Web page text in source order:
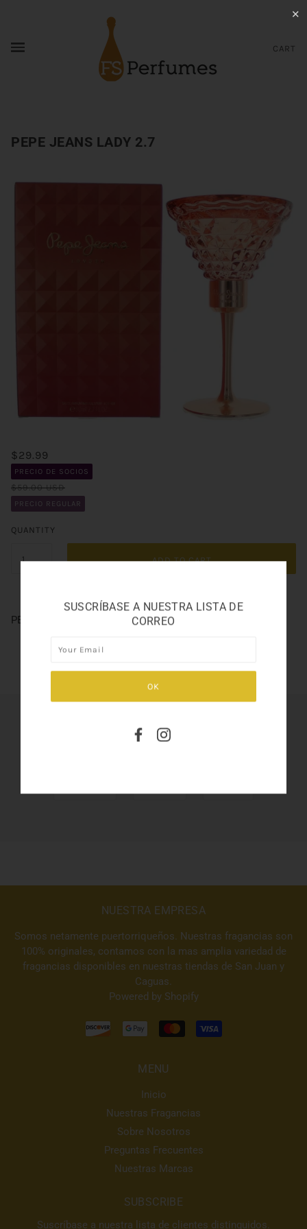
CART
PEPE JEANS LADY 2.7
$29.99
PRECIO DE SOCIOS
$59.00 USD
PRECIO REGULAR
QUANTITY
ADD TO CART
PEPE JEANS LADY 2.7
SHARE THIS
NUESTRA EMPRESA
Somos netamente puertorriqueños. Nuestras fragancias son
100% originales, contamos con la mas amplia variedad de
fragancias disponibles en nuestras tiendas de San Juan y
Caguas.
Powered by Shopify
MENU
Inicio
Nuestras Fragancias
Sobre Nosotros
Preguntas Frecuentes
Nuestras Marcas
SUBSCRIBE
Suscríbase a nuestra lista de clientes distinguidos.
✕
SUSCRÍBASE A NUESTRA LISTA DE
CORREO